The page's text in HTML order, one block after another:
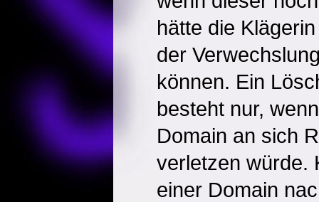
hätte die
der
können. Ein
besteht nur,
Domain an sich
verletzen würde.
einer Domain